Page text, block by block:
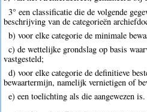
3° een classificatie die de volgende
beschrijving van de categorieën
b) voor elke categorie de minimale
c) de wettelijke grondslag op basis
vastgesteld;
d) voor elke categorie de definitieve
bewaartermijn, namelijk vernietigen of
e) een toelichting als die aangewezen is.